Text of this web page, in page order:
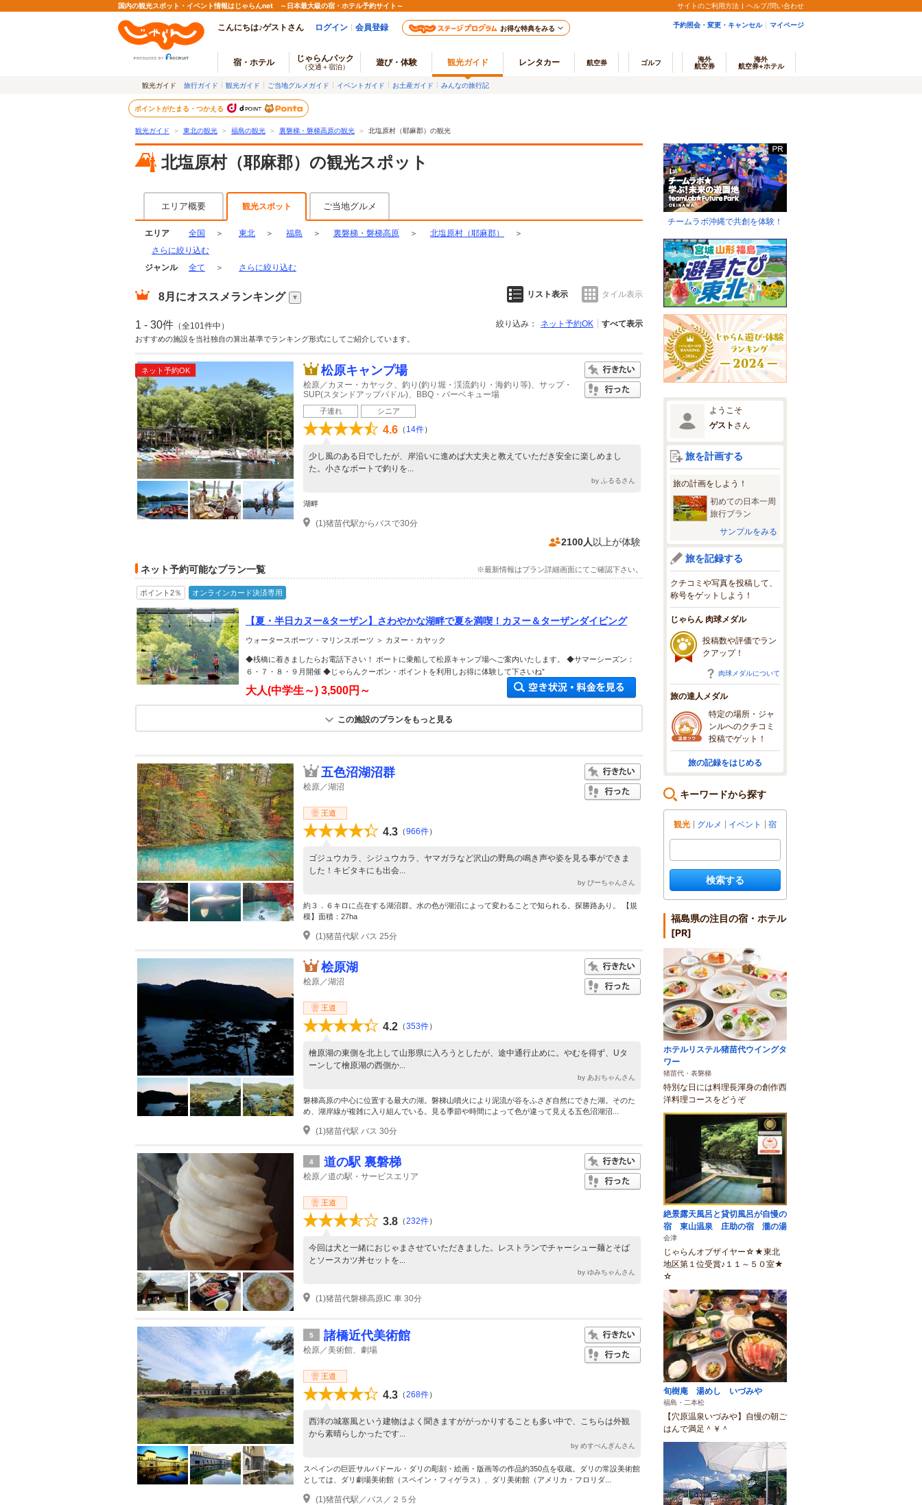
国内の観光スポット・イベント情報はじゃらんnet ～日本最大級の宿・ホテル予約サイト～ サイトのご利用方法 ヘルプ/問い合わせ
こんにちは♪ゲストさん ログイン 会員登録 お得な特典をみる 予約照会・変更・キャンセル マイページ
宿・ホテル じゃらんパック
（交通＋宿泊） 遊び・体験 観光ガイド レンタカー 航空券 ゴルフ
海外
航空券
海外
航空券+ホテル
観光ガイド 旅行ガイド 観光ガイド ご当地グルメガイド イベントガイド お土産ガイド みんなの旅行記
ポイントがたまる・つかえる
観光ガイド ＞ 東北の観光 ＞ 福島の観光 ＞ 裏磐梯・磐梯高原の観光 ＞ 北塩原村（耶麻郡）の観光
北塩原村（耶麻郡）の観光スポット
エリア概要 観光スポット ご当地グルメ
エリア 全国 ＞ 東北 ＞ 福島 ＞ 裏磐梯・磐梯高原 ＞ 北塩原村（耶麻郡）
＞
さらに絞り込む
ジャンル
全て ＞ さらに絞り込む
8月 にオススメランキング リスト表示 タイル表示
1 - 30件 （全101件中） 絞り込み： ネット予約OK すべて表示
おすすめの施設を当社独自の算出基準でランキング形式にしてご紹介しています。
ネット予約OK 松原キャンプ場
桧原／カヌー・カヤック、釣り(釣り堀・渓流釣り・海釣り等)、サップ・
SUP(スタンドアップパドル)、BBQ・バーベキュー場
子連れ シニア
4.6 （ 14件）
少し風のある日でしたが、岸沿いに進めば大丈夫と教えていただき安全に楽しめまし
た。小さなボートで釣りを...
by ふるるさん
湖畔
(1)猪苗代駅からバスで30分
2100人 以上が体験
ネット予約可能なプラン一覧 ※最新情報はプラン詳細画面にてご確認下さい。
ポイント2％ オンラインカード決済専用
【夏・半日カヌー&ターザン】さわやかな湖畔で夏を満喫！カヌー＆ターザンダイビング
ウォータースポーツ・マリンスポーツ ＞ カヌー・カヤック
◆桟橋に着きましたらお電話下さい！ ボートに乗船して松原キャンプ場へご案内いたします。 ◆サマーシーズン：
６・７・８・９月開催 ◆じゃらんクーポン・ポイントを利用しお得に体験して下さいね”
大人(中学生～) 3,500円～
空き状況・料金を見る
この施設のプランをもっと見る
五色沼湖沼群
桧原／湖沼
王道
4.3 （966件）
ゴジュウカラ、シジュウカラ、ヤマガラなど沢山の野鳥の鳴き声や姿を見る事ができま
した！キビタキにも出会...
by ぴーちゃんさん
約３．６キロに点在する湖沼群。水の色が湖沼によって変わることで知られる。探勝路あり。 【規
模】面積：27ha
(1)猪苗代駅 バス 25分
桧原湖
桧原／湖沼
王道
4.2 （353件）
檜原湖の東側を北上して山形県に入ろうとしたが、途中通行止めに。やむを得ず、Uタ
ーンして檜原湖の西側か...
by あおちゃんさん
磐梯高原の中心に位置する最大の湖。磐梯山噴火により泥流が谷をふさぎ自然にできた湖。そのた
め、湖岸線が複雑に入り組んでいる。見る季節や時間によって色が違って見える五色沼湖沼...
(1)猪苗代駅 バス 30分
4 道の駅 裏磐梯
桧原／道の駅・サービスエリア
王道
3.8 （232件）
今回は犬と一緒におじゃまさせていただきました。レストランでチャーシュー麺とそば
とソースカツ丼セットを...
by ゆみちゃんさん
(1)猪苗代磐梯高原IC 車 30分
5 諸橋近代美術館
桧原／美術館、劇場
王道
4.3 （268件）
西洋の城塞風という建物はよく聞きますががっかりすることも多い中で、こちらは外観
から素晴らしかったです...
by めすぺんぎんさん
スペインの巨匠サルバドール・ダリの彫刻・絵画・版画等の作品約350点を収蔵。ダリの常設美術館
としては、ダリ劇場美術館（スペイン・フィゲラス）、ダリ美術館（アメリカ・フロリダ...
(1)猪苗代駅／バス／２５分
チームラボ沖縄で共創を体験！
ようこそ
ゲスト さん
旅を計画する
旅の計画をしよう！
初めての日本一周
旅行プラン
サンプルをみる
旅を記録する
クチコミや写真を投稿して、
称号をゲットしよう！
じゃらん 肉球メダル
投稿数や評価でラン
クアップ！
肉球メダルについて
旅の達人メダル
特定の場所・ジャ
ンルへのクチコミ
投稿でゲット！
旅の記録をはじめる
キーワードから探す
観光 グルメ イベント 宿
検索する
福島県の注目の宿・ホテル
[PR]
ホテルリステル猪苗代ウイングタ
ワー
猪苗代・表磐梯
特別な日には料理長渾身の創作西
洋料理コースをどうぞ
絶景露天風呂と貸切風呂が自慢の
宿 東山温泉 庄助の宿 瀧の湯
会津
じゃらんオブザイヤー☆★東北
地区第１位受賞♪１１～５０室★
☆
旬樹庵 湯めし いづみや
福島・二本松
【穴原温泉いづみや】自慢の朝ご
はんで満足＾￥＾